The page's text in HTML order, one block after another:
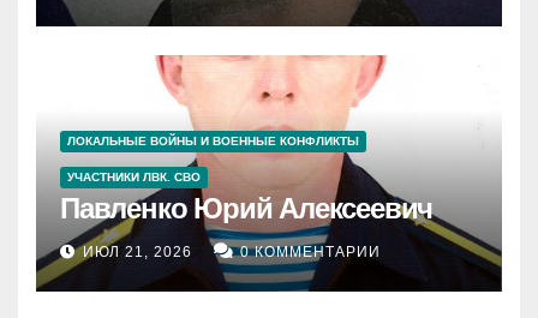
ЛОКАЛЬНЫЕ ВОЙНЫ И ВОЕННЫЕ КОНФЛИКТЫ
УЧАСТНИКИ ЛВК. СВО
Павленко Юрий Алексеевич
ИЮЛ 21, 2026 0 КОММЕНТАРИИ